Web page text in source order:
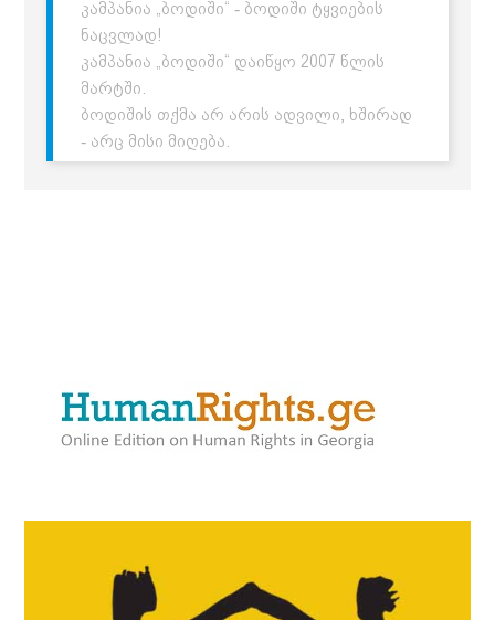
კამპანია „ბოდიში“ - ბოდიში ტყვიების
ნაცვლად!
კამპანია „ბოდიში“ დაიწყო 2007 წლის
მარტში.
ბოდიშის თქმა არ არის ადვილი, ხშირად
- არც მისი მიღება.